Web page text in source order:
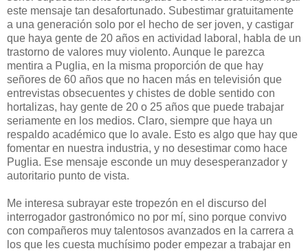
este mensaje tan desafortunado. Subestimar gratuitamente
a una generación solo por el hecho de ser joven, y castigar
que haya gente de 20 años en actividad laboral, habla de un
trastorno de valores muy violento. Aunque le parezca
mentira a Puglia, en la misma proporción de que hay
señores de 60 años que no hacen más en televisión que
entrevistas obsecuentes y chistes de doble sentido con
hortalizas, hay gente de 20 o 25 años que puede trabajar
seriamente en los medios. Claro, siempre que haya un
respaldo académico que lo avale. Esto es algo que hay que
fomentar en nuestra industria, y no desestimar como hace
Puglia. Ese mensaje esconde un muy desesperanzador y
autoritario punto de vista.
Me interesa subrayar este tropezón en el discurso del
interrogador gastronómico no por mí, sino porque convivo
con compañeros muy talentosos avanzados en la carrera a
los que les cuesta muchísimo poder empezar a trabajar en